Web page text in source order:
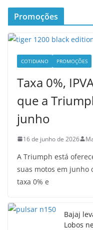
Promoções
COTIDIANO PROMOÇÕES
Taxa 0%,
que a
junho
16 de junho de 2026
A Triumph está
suas motos em junho
taxa 0% e
Bajaj
Lobos